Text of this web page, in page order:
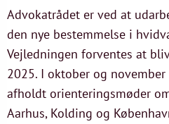
Advokatrådet er ved at
den nye bestemmelse i
Vejledningen forventes at
2025. I oktober og
afholdt orienteringsmøder
Aarhus, Kolding og